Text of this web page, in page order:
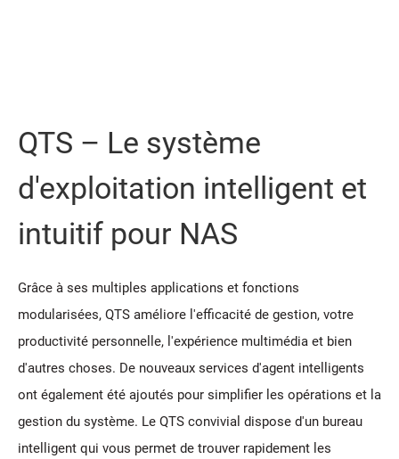
QTS – Le système
d'exploitation intelligent et
intuitif pour NAS
Grâce à ses multiples applications et fonctions
modularisées, QTS améliore l'efficacité de gestion, votre
productivité personnelle, l'expérience multimédia et bien
d'autres choses. De nouveaux services d'agent intelligents
ont également été ajoutés pour simplifier les opérations et la
gestion du système. Le QTS convivial dispose d'un bureau
intelligent qui vous permet de trouver rapidement les